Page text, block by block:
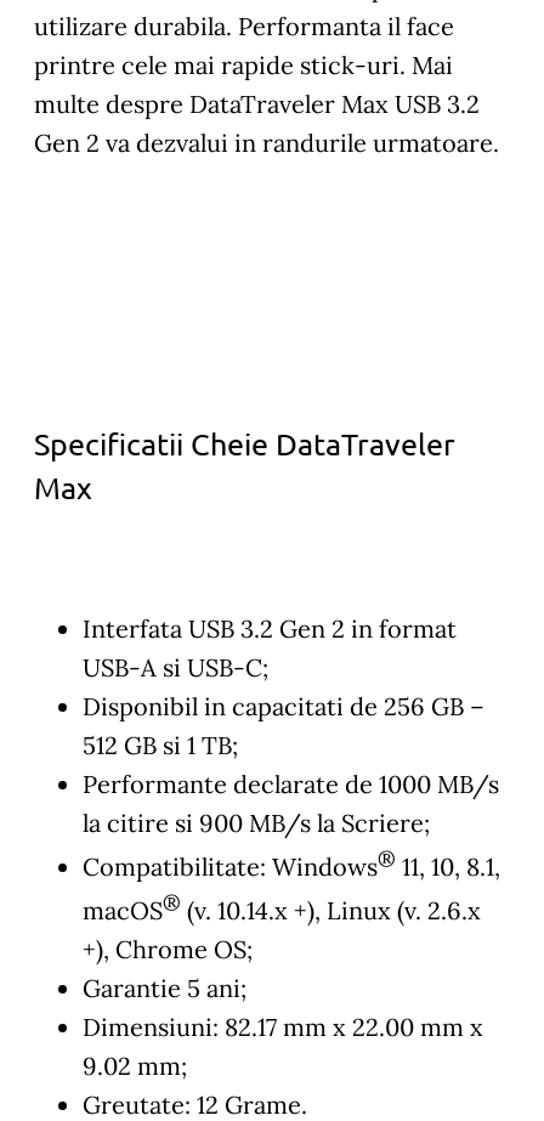
utilizare durabila. Performanta il face
printre cele mai rapide stick-uri. Mai
multe despre DataTraveler Max USB 3.2
Gen 2 va dezvalui in randurile urmatoare.
Specificatii Cheie DataTraveler
Max
Interfata USB 3.2 Gen 2 in format
USB-A si USB-C;
Disponibil in capacitati de 256 GB –
512 GB si 1 TB;
Performante declarate de 1000 MB/s
la citire si 900 MB/s la Scriere;
Compatibilitate: Windows® 11, 10, 8.1,
macOS® (v. 10.14.x +), Linux (v. 2.6.x
+), Chrome OS;
Garantie 5 ani;
Dimensiuni: 82.17 mm x 22.00 mm x
9.02 mm;
Greutate: 12 Grame.